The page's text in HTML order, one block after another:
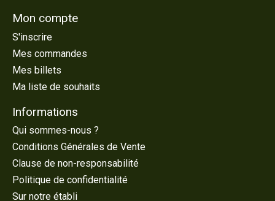
Mon compte
S'inscrire
Mes commandes
Mes billets
Ma liste de souhaits
Informations
Qui sommes-nous ?
Conditions Générales de Vente
Clause de non-responsabilité
Politique de confidentialité
Sur notre établi